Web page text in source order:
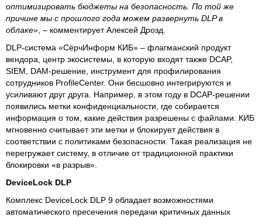
оптимизировать бюджеты на безопасность. По той же
причине мы с прошлого года можем развернуть DLP в
облаке» , – комментирует Алексей Дрозд.
DLP-система «СёрчИнформ КИБ» – флагманский продукт
вендора, центр экосистемы, в которую входят также DCAP,
SIEM, DAM-решение, инструмент для профилирования
сотрудников ProfileCenter. Они бесшовно интегрируются и
усиливают друг друга. Например, в этом году в DCAP-решении
появились метки конфиденциальности, где собирается
информация о том, какие действия разрешены с файлами. КИБ
мгновенно считывает эти метки и блокирует действия в
соответствии с политиками безопасности. Такая реализация не
перегружает систему, в отличие от традиционной практики
блокировки «в разрыв».
DeviceLock DLP
Комплекс DeviceLock DLP 9 обладает возможностями
автоматического пресечения передачи критичных данных